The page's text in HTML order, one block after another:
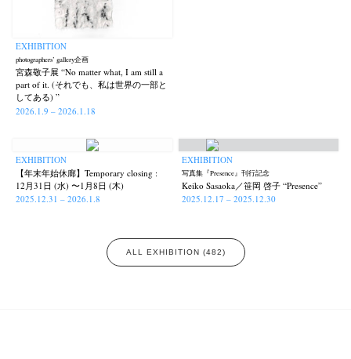
EXHIBITION
photographers’ gallery企画
宮森敬子展 “No matter what, I am still a
part of it. (それでも、私は世界の一部と
してある) ”
2026.1.9 – 2026.1.18
EXHIBITION
【年末年始休廊】Temporary closing :
12月31日 (水) 〜1月8日 (木)
2025.12.31 – 2026.1.8
EXHIBITION
写真集『Presence』刊行記念
Keiko Sasaoka／笹岡 啓子 “Presence”
2025.12.17 – 2025.12.30
ALL EXHIBITION (482)